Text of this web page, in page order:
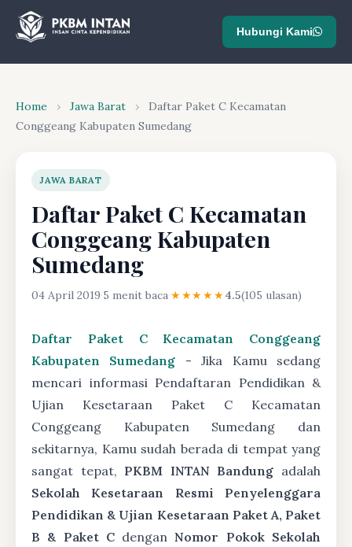
Hubungi Kami
Home › Jawa Barat ›
Daftar Paket C Kecamatan
Conggeang Kabupaten Sumedang
JAWA BARAT
Daftar Paket C Kecamatan
Conggeang Kabupaten
Sumedang
04 April 2019·5 menit baca·★★★★★4.5(105 ulasan)
Daftar Paket C Kecamatan Conggeang
Kabupaten Sumedang - Jika Kamu sedang
mencari informasi Pendaftaran Pendidikan &
Ujian Kesetaraan Paket C Kecamatan
Conggeang Kabupaten Sumedang dan
sekitarnya, Kamu sudah berada di tempat yang
sangat tepat, PKBM INTAN Bandung adalah
Sekolah Kesetaraan Resmi Penyelenggara
Pendidikan & Ujian Kesetaraan Paket A, Paket
B & Paket CdenganNomor Pokok Sekolah